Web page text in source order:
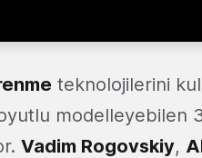
teknolojilerini
modelleyebilen
Vadim Rogovskiy,